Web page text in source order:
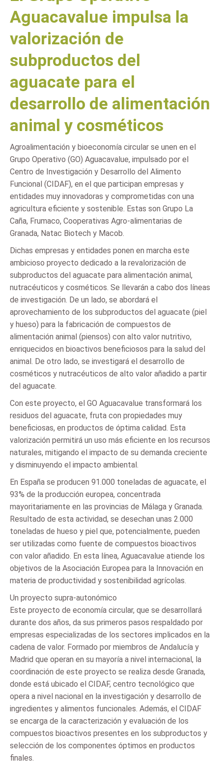
Aguacavalue impulsa la
valorización de
subproductos del
aguacate para el
desarrollo de alimentación
animal y cosméticos
Agroalimentación y bioeconomía circular se unen en el
Grupo Operativo (GO) Aguacavalue, impulsado por el
Centro de Investigación y Desarrollo del Alimento
Funcional (CIDAF), en el que participan empresas y
entidades muy innovadoras y comprometidas con una
agricultura eficiente y sostenible. Estas son Grupo La
Caña, Frumaco, Cooperativas Agro-alimentarias de
Granada, Natac Biotech y Macob.
Dichas empresas y entidades ponen en marcha este
ambicioso proyecto dedicado a la revalorización de
subproductos del aguacate para alimentación animal,
nutracéuticos y cosméticos. Se llevarán a cabo dos líneas
de investigación. De un lado, se abordará el
aprovechamiento de los subproductos del aguacate (piel
y hueso) para la fabricación de compuestos de
alimentación animal (piensos) con alto valor nutritivo,
enriquecidos en bioactivos beneficiosos para la salud del
animal. De otro lado, se investigará el desarrollo de
cosméticos y nutracéuticos de alto valor añadido a partir
del aguacate.
Con este proyecto, el GO Aguacavalue transformará los
residuos del aguacate, fruta con propiedades muy
beneficiosas, en productos de óptima calidad. Esta
valorización permitirá un uso más eficiente en los recursos
naturales, mitigando el impacto de su demanda creciente
y disminuyendo el impacto ambiental.
En España se producen 91.000 toneladas de aguacate, el
93% de la producción europea, concentrada
mayoritariamente en las provincias de Málaga y Granada.
Resultado de esta actividad, se desechan unas 2.000
toneladas de hueso y piel que, potencialmente, pueden
ser utilizadas como fuente de compuestos bioactivos
con valor añadido. En esta línea, Aguacavalue atiende los
objetivos de la Asociación Europea para la Innovación en
materia de productividad y sostenibilidad agrícolas.
Un proyecto supra-autonómico
Este proyecto de economía circular, que se desarrollará
durante dos años, da sus primeros pasos respaldado por
empresas especializadas de los sectores implicados en la
cadena de valor. Formado por miembros de Andalucía y
Madrid que operan en su mayoría a nivel internacional, la
coordinación de este proyecto se realiza desde Granada,
donde está ubicado el CIDAF, centro tecnológico que
opera a nivel nacional en la investigación y desarrollo de
ingredientes y alimentos funcionales. Además, el CIDAF
se encarga de la caracterización y evaluación de los
compuestos bioactivos presentes en los subproductos y
selección de los componentes óptimos en productos
finales.